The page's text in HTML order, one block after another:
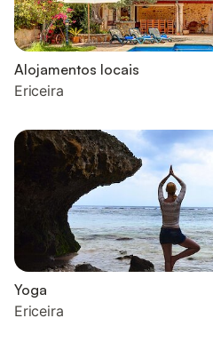
Alojamentos locais
Ericeira
Yoga
Ericeira